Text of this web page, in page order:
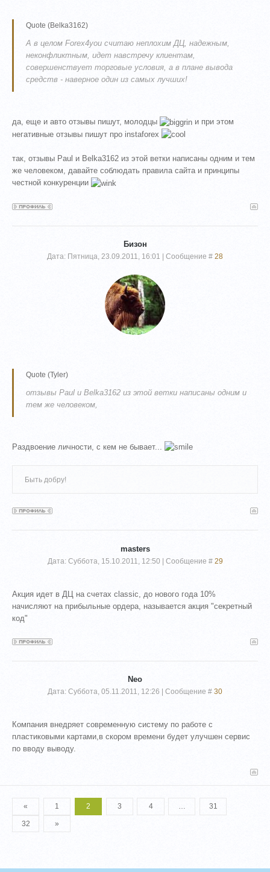
Quote (Belka3162)
А в целом Forex4you считаю неплохим ДЦ, надежным,
неконфликтным, идет навстречу клиентам,
совершенствует торговые условия, а в плане вывода
средств - наверное один из самых лучших!
да, еще и авто отзывы пишут, молодцы
и при этом
негативные отзывы пишут про instaforex
так, отзывы Paul и Belka3162 из этой ветки написаны одним и тем
же человеком, давайте соблюдать правила сайта и принципы
честной конкуренции
Бизон
Дата: Пятница, 23.09.2011, 16:01 | Сообщение # 28
Quote (Tyler)
отзывы Paul и Belka3162 из этой ветки написаны одним и
тем же человеком,
Раздвоение личности, с кем не бывает...
Быть добру!
masters
Дата: Суббота, 15.10.2011, 12:50 | Сообщение # 29
Акция идет в ДЦ на счетах classic, до нового года 10%
начисляют на прибыльные ордера, называется акция "секретный
код"
Neo
Дата: Суббота, 05.11.2011, 12:26 | Сообщение # 30
Компания внедряет современную систему по работе с
пластиковыми картами,в скором времени будет улучшен сервис
по вводу выводу.
« 1 2 3 4 31
32 »